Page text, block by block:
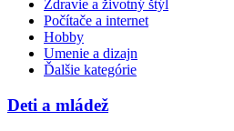
Zdravie a životný štýl
Počítače a internet
Hobby
Umenie a dizajn
Ďalšie kategórie
Deti a mládež